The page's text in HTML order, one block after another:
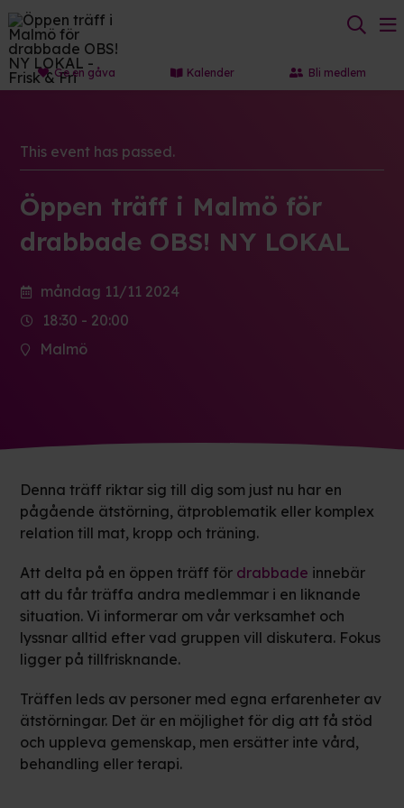
Ge en gåva Kalender Bli medlem
This event has passed.
Öppen träff i Malmö för
drabbade OBS! NY LOKAL
måndag 11/11 2024
18:30 - 20:00
Malmö
Denna träff riktar sig till dig som just nu har en
pågående ätstörning, ätproblematik eller komplex
relation till mat, kropp och träning.
Att delta på en öppen träff för drabbade innebär
att du får träffa andra medlemmar i en liknande
situation. Vi informerar om vår verksamhet och
lyssnar alltid efter vad gruppen vill diskutera. Fokus
ligger på tillfrisknande.
Träffen leds av personer med egna erfarenheter av
ätstörningar. Det är en möjlighet för dig att få stöd
och uppleva gemenskap, men ersätter inte vård,
behandling eller terapi.